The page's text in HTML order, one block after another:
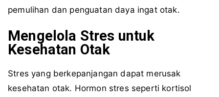
pemulihan dan penguatan daya ingat otak.
Mengelola Stres untuk
Kesehatan Otak
Stres yang berkepanjangan dapat merusak
kesehatan otak. Hormon stres seperti kortisol